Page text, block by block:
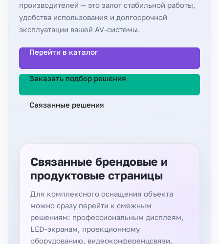
производителей — это залог стабильной работы,
удобства использования и долгосрочной
эксплуатации вашей AV-системы.
Перейти в каталог
Заказать подбор решения
Связанные решения
Связанные брендовые и
продуктовые страницы
Для комплексного оснащения объекта
можно сразу перейти к смежным
решениям: профессиональным дисплеям,
LED-экранам, проекционному
оборудованию, видеоконференцсвязи,